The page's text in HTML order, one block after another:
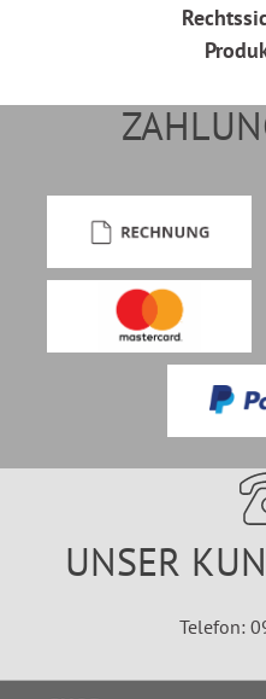
UNSER
Telefon: